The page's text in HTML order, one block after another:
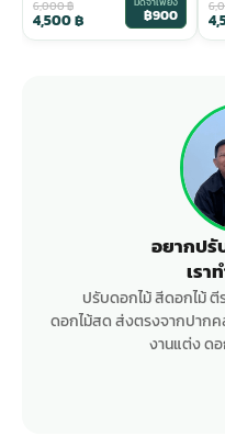
6,000฿
4,500฿ ฿900
อยากปรั
เรา
ปรับดอกไม้ สีดอกไม้
ดอกไม้สด ส่งตรงจากปาก
งานแต่ง ดอ